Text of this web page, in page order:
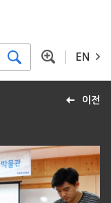
EN
이전